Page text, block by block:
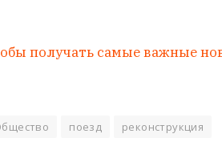
получать самые важные
поезд реконструкция